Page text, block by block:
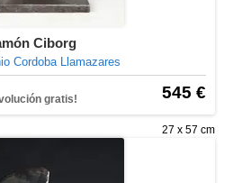
Ciborg
Cordoba Llamazares
545 €
gratis!
27 x 57 cm